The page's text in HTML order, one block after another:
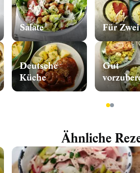
Salate
Deutsche
Küche
Für Zwei
Gut
12
Ähnliche